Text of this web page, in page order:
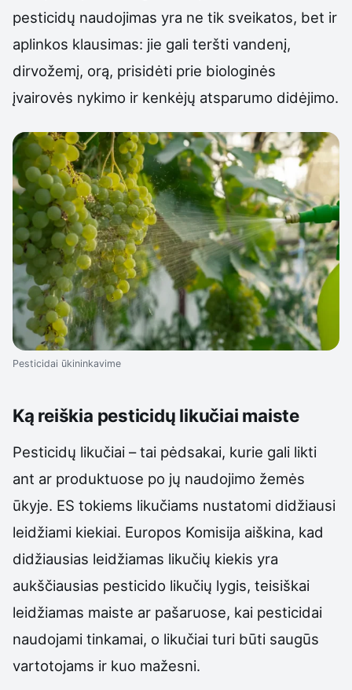
pesticidų naudojimas yra ne tik sveikatos, bet ir
aplinkos klausimas: jie gali teršti vandenį,
dirvožemį, orą, prisidėti prie biologinės
įvairovės nykimo ir kenkėjų atsparumo didėjimo.
Pesticidai ūkininkavime
Ką reiškia pesticidų likučiai maiste
Pesticidų likučiai – tai pėdsakai, kurie gali likti
ant ar produktuose po jų naudojimo žemės
ūkyje. ES tokiems likučiams nustatomi didžiausi
leidžiami kiekiai. Europos Komisija aiškina, kad
didžiausias leidžiamas likučių kiekis yra
aukščiausias pesticido likučių lygis, teisiškai
leidžiamas maiste ar pašaruose, kai pesticidai
naudojami tinkamai, o likučiai turi būti saugūs
vartotojams ir kuo mažesni.